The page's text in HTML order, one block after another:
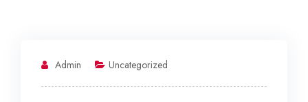
Admin Uncategorized